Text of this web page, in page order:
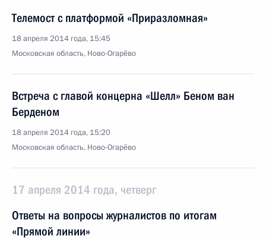
Телемост с платформой «Приразломная»
18 апреля 2014 года, 15:45
Московская область, Ново-Огарёво
Встреча с главой концерна «Шелл» Беном ван
Берденом
18 апреля 2014 года, 15:20
Московская область, Ново-Огарёво
17 апреля 2014 года, четверг
Ответы на вопросы журналистов по итогам
«Прямой линии»